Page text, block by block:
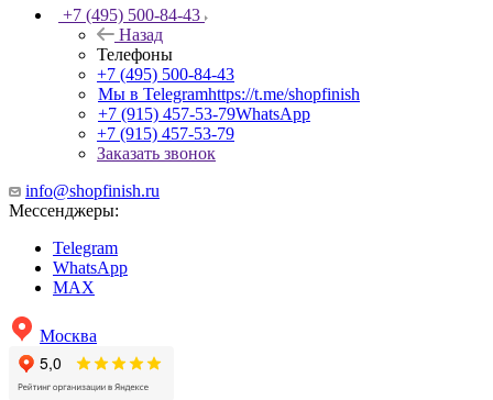
+7 (495) 500-84-43
Назад
Телефоны
+7 (495) 500-84-43
Мы в Telegramhttps://t.me/shopfinish
+7 (915) 457-53-79WhatsApp
+7 (915) 457-53-79
Заказать звонок
info@shopfinish.ru
Мессенджеры:
Telegram
WhatsApp
MAX
Москва